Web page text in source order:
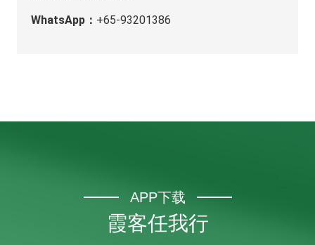
WhatsApp： +65-93201386
APP下载
霞客任我行